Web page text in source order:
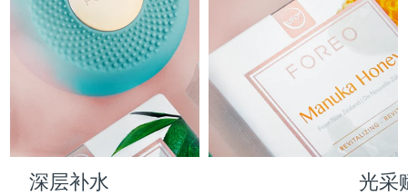
深层补水 光采
FAQ™产品
All anti-aging treatments
FAQ™产品
All LED treatments
FAQ™ products
All toning treatments
PEACH™ 2
IPL hair removal
PEACH™ 2 go
Travel-friendly IPL hair removal
LUNA™ 4 body
Massaging body brush
SUPERCHARGED™ serum
Firming body serum
痘肌护理
ESPADA™ 2 plus
Recurring acne LED therapy
ESPADA™ 2
眼部护理
BEAR™ 2 eyes & lips
Microcurrent line smoothing device
IRIS™ 2
KIWI™ derma
Diamond microdermabrasion .
护发
LUNA™ 4 hair
2-in-1 LED scalp massager
NEW
直布罗陀 预计送达日期 8/13/26
预计送达日期 8/9/26
中国香港特别行政区 预计送达日期8/10/26
匈牙利 预计送达日期8/9/26